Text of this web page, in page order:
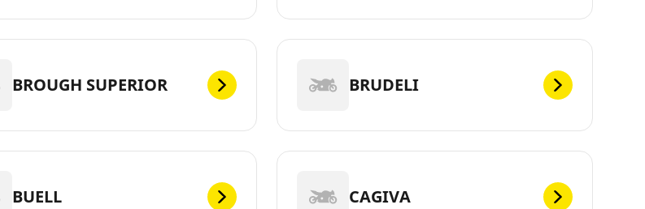
BROUGH SUPERIOR BRUDELI
BUELL CAGIVA